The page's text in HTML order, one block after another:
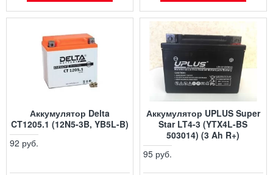
Аккумулятор Delta
CT1205.1 (12N5-3B, YB5L-B)
92 руб.
Аккумулятор UPLUS Super
Star LT4-3 (YTX4L-BS
503014) (3 Ah R+)
95 руб.